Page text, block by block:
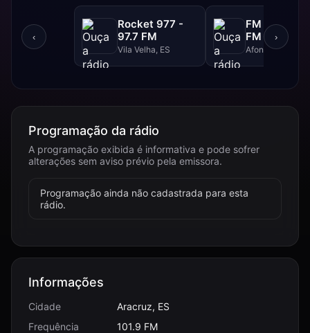
‹
Rocket 977 -
97.7 FM
Vila Velha, ES
FM Super -
FM
Afonso Claudio,
›
Programação da rádio
A programação exibida é informativa e pode sofrer
alterações sem aviso prévio pela emissora.
Programação ainda não cadastrada para esta
rádio.
Informações
Cidade
Aracruz, ES
Frequência
101.9 FM